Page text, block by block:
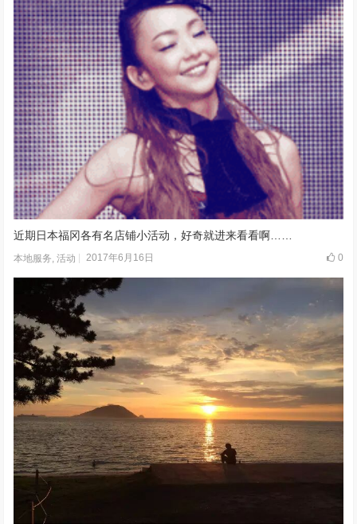
近期日本福冈各有名店铺小活动，好奇就进来看看啊……
本地服务,活动 2017年6月16日 0